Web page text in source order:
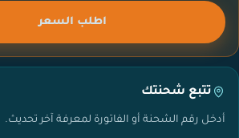
اطلب السعر
تتبع شحنتك
أدخل رقم الشحنة أو الفاتورة لمعرفة آخر تحديث.